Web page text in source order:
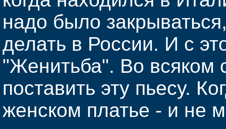
надо было
делать в России. И с
"Женитьба". Во всяком
поставить эту пьесу.
женском платье - и не